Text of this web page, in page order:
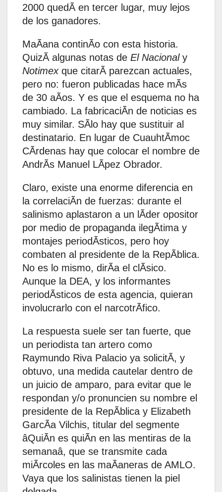
2000 quedÃ en tercer lugar, muy lejos
de los ganadores.
MaÃana continÃo con esta historia.
QuizÃ algunas notas de El Nacionaly
Notimexque citarÃ parezcan actuales,
pero no: fueron publicadas hace mÃs
de 30 aÃos. Y es que el esquema no ha
cambiado. La fabricaciÃn de noticias es
muy similar. SÃlo hay que sustituir al
destinatario. En lugar de CuauhtÃmoc
CÃrdenas hay que colocar el nombre de
AndrÃs Manuel LÃpez Obrador.
Claro, existe una enorme diferencia en
la correlaciÃn de fuerzas: durante el
salinismo aplastaron a un lÃder opositor
por medio de propaganda ilegÃtima y
montajes periodÃsticos, pero hoy
combaten al presidente de la RepÃblica.
No es lo mismo, dirÃa el clÃsico.
Aunque la DEA, y los informantes
periodÃsticos de esta agencia, quieran
involucrarlo con el narcotrÃfico.
La respuesta suele ser tan fuerte, que
un periodista tan artero como
Raymundo Riva Palacio ya solicitÃ, y
obtuvo, una medida cautelar dentro de
un juicio de amparo, para evitar que le
respondan y/o pronuncien su nombre el
presidente de la RepÃblica y Elizabeth
GarcÃa Vilchis, titular del segmente
âQuiÃn es quiÃn en las mentiras de la
semanaâ, que se transmite cada
miÃrcoles en las maÃaneras de AMLO.
Vaya que los salinistas tienen la piel